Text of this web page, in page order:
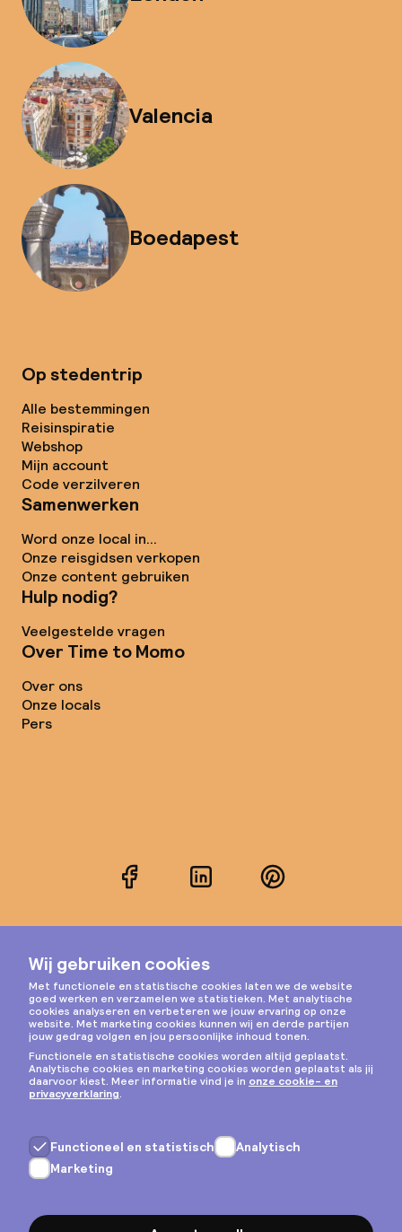
Valencia
Boedapest
Op stedentrip
Alle bestemmingen
Reisinspiratie
Webshop
Mijn account
Code verzilveren
Samenwerken
Word onze local in...
Onze reisgidsen verkopen
Onze content gebruiken
Hulp nodig?
Veelgestelde vragen
Over Time to Momo
Over ons
Onze locals
Pers
FacebookLinkedInPinterest
Instagram
Privacy & cookies
Algemene voorwaarden